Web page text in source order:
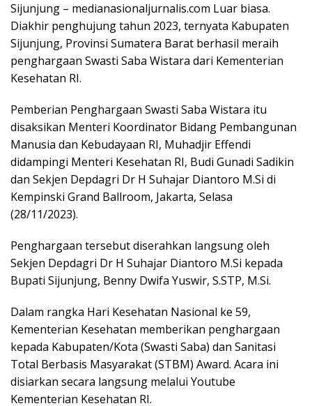
Sijunjung – medianasionaljurnalis.com Luar biasa.
Diakhir penghujung tahun 2023, ternyata Kabupaten
Sijunjung, Provinsi Sumatera Barat berhasil meraih
penghargaan Swasti Saba Wistara dari Kementerian
Kesehatan RI.
Pemberian Penghargaan Swasti Saba Wistara itu
disaksikan Menteri Koordinator Bidang Pembangunan
Manusia dan Kebudayaan RI, Muhadjir Effendi
didampingi Menteri Kesehatan RI, Budi Gunadi Sadikin
dan Sekjen Depdagri Dr H Suhajar Diantoro M.Si di
Kempinski Grand Ballroom, Jakarta, Selasa
(28/11/2023).
Penghargaan tersebut diserahkan langsung oleh
Sekjen Depdagri Dr H Suhajar Diantoro M.Si kepada
Bupati Sijunjung, Benny Dwifa Yuswir, S.STP, M.Si.
Dalam rangka Hari Kesehatan Nasional ke 59,
Kementerian Kesehatan memberikan penghargaan
kepada Kabupaten/Kota (Swasti Saba) dan Sanitasi
Total Berbasis Masyarakat (STBM) Award. Acara ini
disiarkan secara langsung melalui Youtube
Kementerian Kesehatan RI.